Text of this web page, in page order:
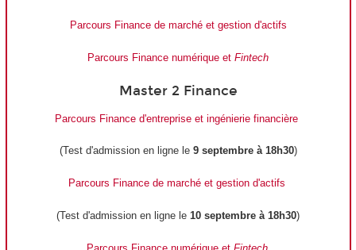
Parcours Finance de marché et gestion d'actifs
Parcours Finance numérique et Fintech
Master 2 Finance
Parcours Finance d'entreprise et ingénierie financière
(Test d'admission en ligne le 9 septembre à 18h30)
Parcours Finance de marché et gestion d'actifs
(Test d'admission en ligne le 10 septembre à 18h30)